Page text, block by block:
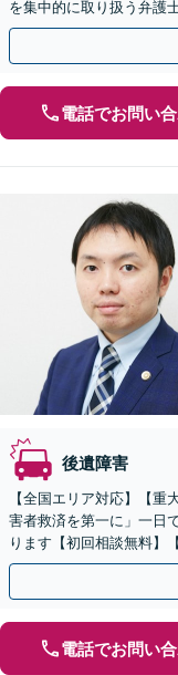
を集中的に取り扱う弁護
相談のみ大歓迎！まずは
電話でお問い
後遺障害
【全国エリア対応】【重
害者救済を第一に」一日
ります【初回相談無料】
応・納得できる解決を」
電話でお問い